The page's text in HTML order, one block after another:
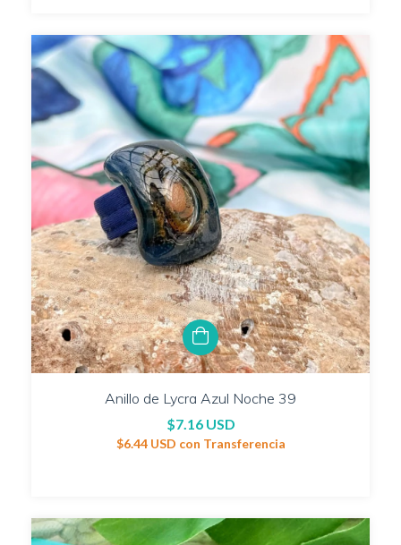
Anillo de Lycra Azul Noche 39
$7.16 USD
$6.44 USD con Transferencia